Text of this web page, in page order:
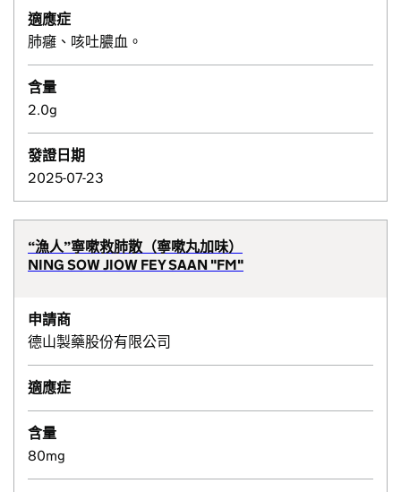
適應症
肺癰、咳吐膿血。
含量
2.0g
發證日期
2025-07-23
“漁人”寧嗽救肺散（寧嗽丸加味）
NING SOW JIOW FEY SAAN "FM"
申請商
德山製藥股份有限公司
適應症
含量
80mg